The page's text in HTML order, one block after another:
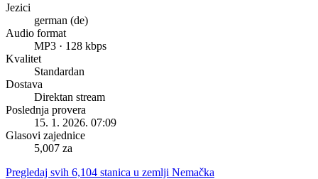
Jezici
german (de)
Audio format
MP3 · 128 kbps
Kvalitet
Standardan
Dostava
Direktan stream
Poslednja provera
15. 1. 2026. 07:09
Glasovi zajednice
5,007 za
Pregledaj svih 6,104 stanica u zemlji Nemačka